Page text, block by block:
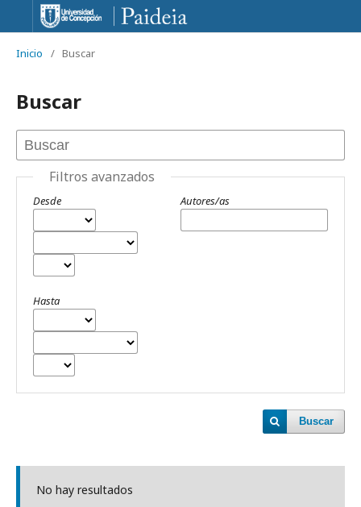
Inicio / Buscar
Buscar
Filtros avanzados
Desde
Hasta
Autores/as
Buscar
No hay resultados